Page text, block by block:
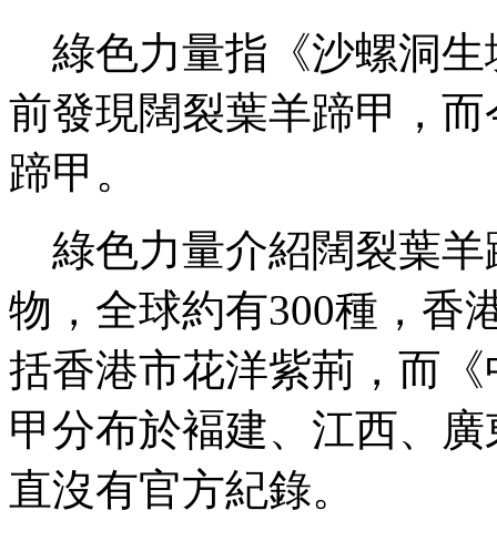
綠色力量指《沙螺洞生
前發現闊裂葉羊蹄甲，
蹄甲。
綠色力量介紹闊裂葉羊
物，全球約有300種，香
括香港市花洋紫荊，而
甲分布於褔建、江西、
直沒有官方紀錄。